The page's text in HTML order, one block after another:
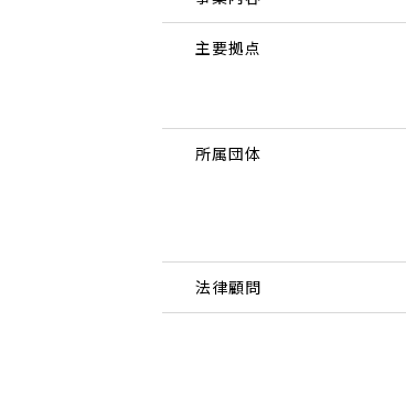
主要拠点
所属団体
法律顧問